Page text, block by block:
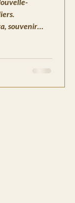
souvenir